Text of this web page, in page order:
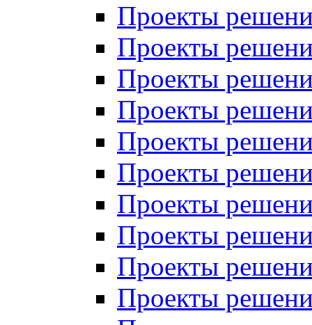
Проекты
Проекты
Проекты
Проекты
Проекты
Проекты
Проекты
Проекты
Проекты
Проекты